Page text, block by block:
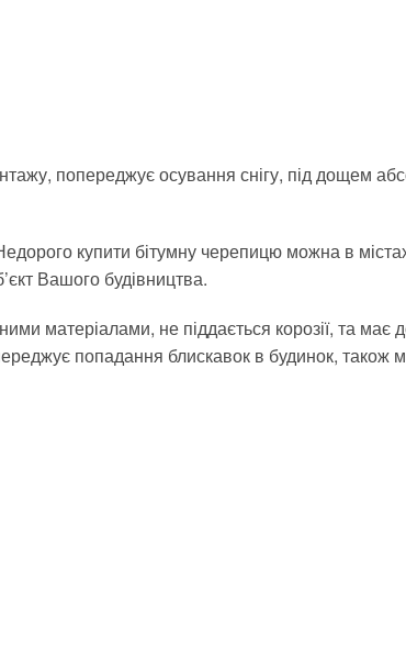
попереджує осування снігу, під дощем
купити бітумну черепицю можна в
Вашого будівництва.
матеріалами, не піддається корозії, та має
попадання блискавок в будинок, також